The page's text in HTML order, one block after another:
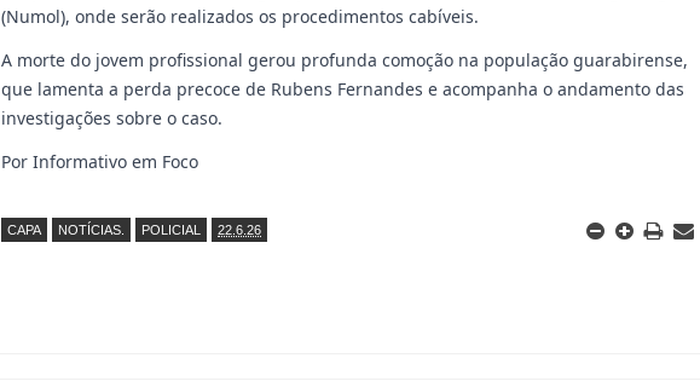
(Numol), onde serão realizados os procedimentos cabíveis.
A morte do jovem profissional gerou profunda comoção na população guarabirense,
que lamenta a perda precoce de Rubens Fernandes e acompanha o andamento das
investigações sobre o caso.
Por Informativo em Foco
CAPA NOTÍCIAS. POLICIAL 22.6.26